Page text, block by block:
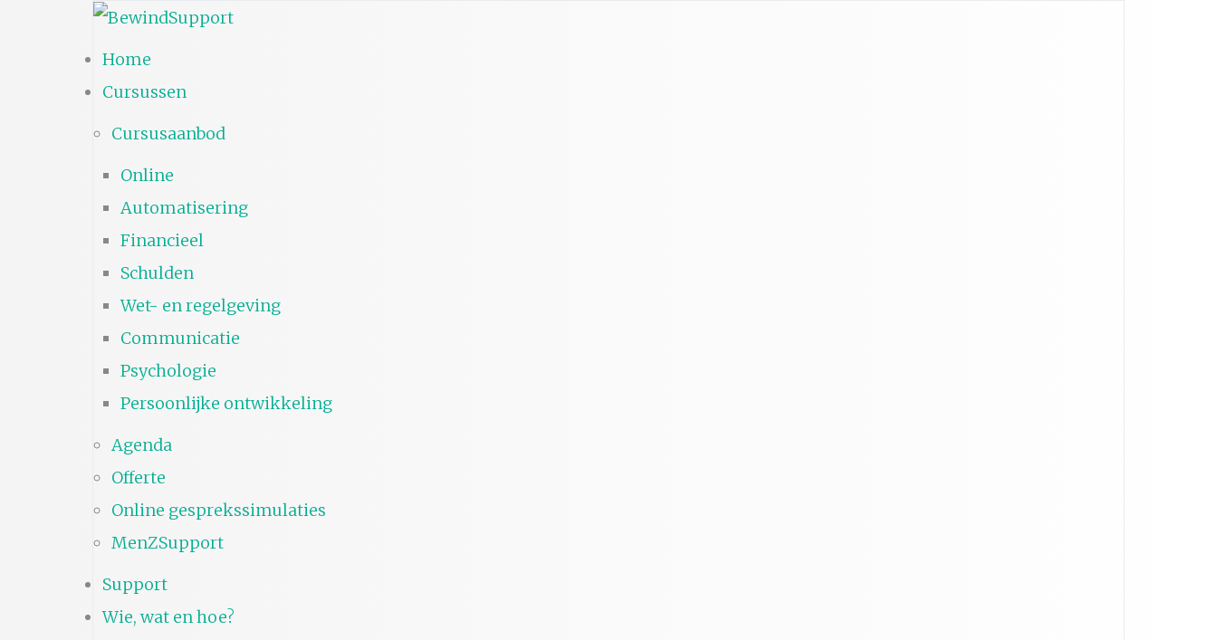
Home
Cursussen
Cursusaanbod
Online
Automatisering
Financieel
Schulden
Wet- en regelgeving
Communicatie
Psychologie
Persoonlijke ontwikkeling
Agenda
Offerte
Online gesprekssimulaties
MenZSupport
Support
Wie, wat en hoe?